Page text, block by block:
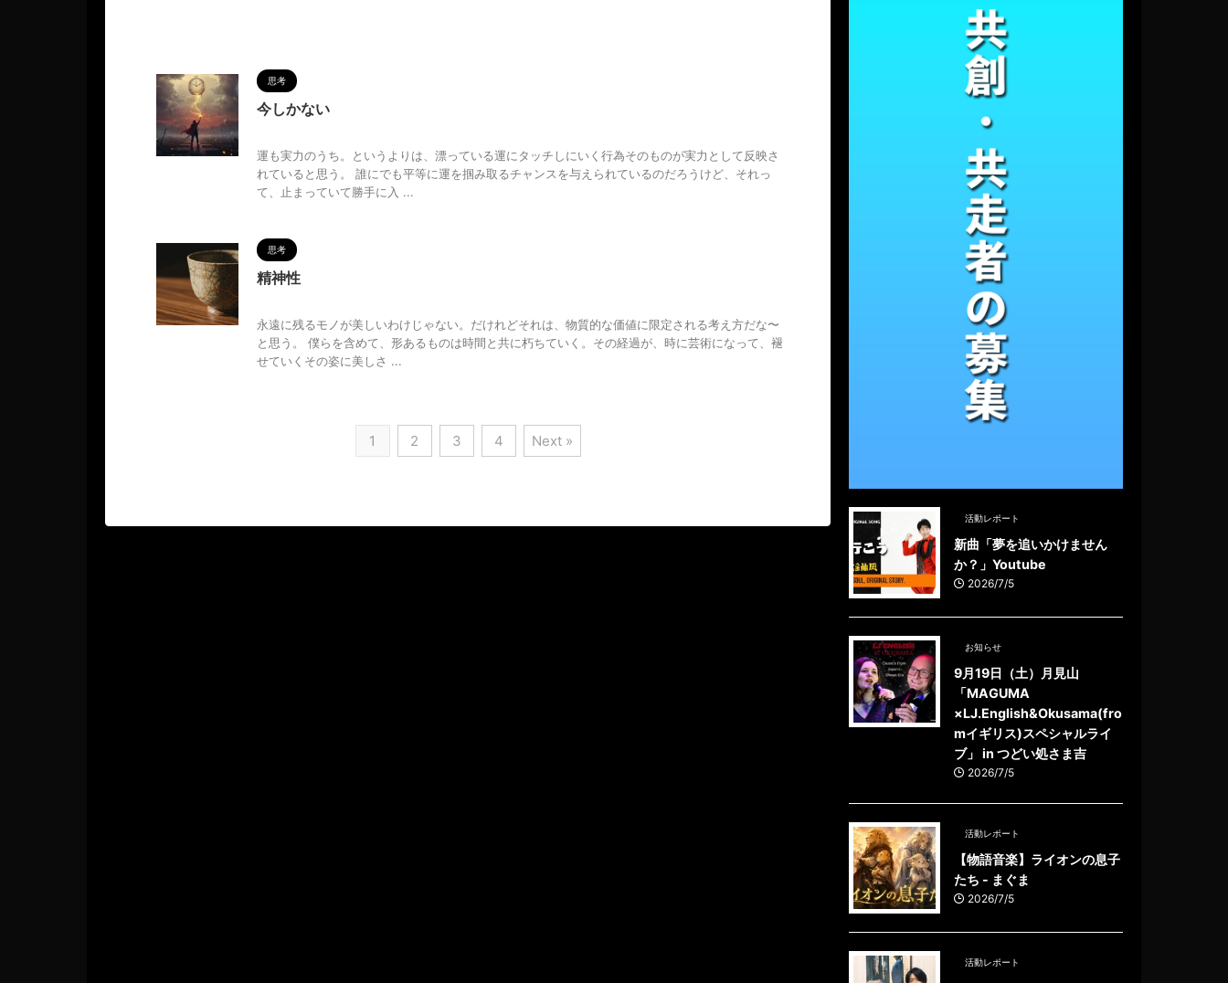
思考
今しかない
運も実力のうち。というよりは、漂っている運にタッチしにいく行為そのものが実力として反映さ
れていると思う。 誰にでも平等に運を掴み取るチャンスを与えられているのだろうけど、それっ
て、止まっていて勝手に入 ...
思考
精神性
永遠に残るモノが美しいわけじゃない。だけれどそれは、物質的な価値に限定される考え方だな〜
と思う。 僕らを含めて、形あるものは時間と共に朽ちていく。その経過が、時に芸術になって、褪
せていくその姿に美しさ ...
1 2 3 4 Next »
活動レポート
新曲「夢を追いかけません
か？」Youtube
2026/7/5
お知らせ
9月19日（土）月見山
「MAGUMA
×LJ.English&Okusama(fro
mイギリス)スペシャルライ
ブ」 in つどい処さま吉
2026/7/5
活動レポート
【物語音楽】ライオンの息子
たち - まぐま
2026/7/5
活動レポート